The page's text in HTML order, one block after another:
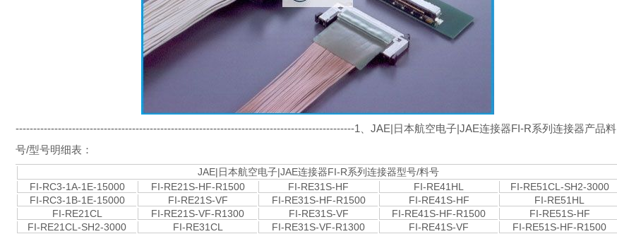
------------------------------------------------------------------------------------------------1、JAE|日本航空电子|JAE连接器FI-R系列连接器产品料
号/型号明细表：
JAE|日本航空电子|JAE连接器FI-R系列连接器型号/料号
FI-RC3-1A-1E-15000
FI-RE21S-HF-R1500 FI-RE31S-HF FI-RE41HL
FI-RE51CL-SH2-3000
FI-RC3-1B-1E-15000
FI-RE21S-VF FI-RE31S-HF-R1500 FI-RE41S-HF
FI-RE51HL
FI-RE21CL
FI-RE21S-VF-R1300 FI-RE31S-VF FI-RE41S-HF-R1500
FI-RE51S-HF
FI-RE21CL-SH2-3000
FI-RE31CL FI-RE31S-VF-R1300 FI-RE41S-VF
FI-RE51S-HF-R1500